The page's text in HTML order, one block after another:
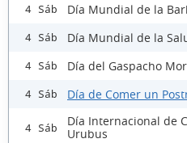
4 Sáb Día Mundial de la
4 Sáb Día Mundial de la
4 Sáb Día del Gaspacho
4 Sáb Día de Comer un
4 Sáb
Día Internacional de
Urubus